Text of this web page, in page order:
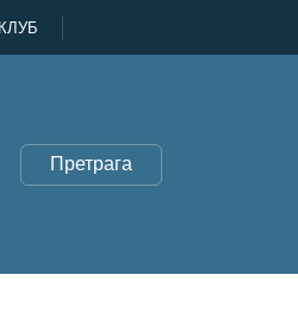
Претрага